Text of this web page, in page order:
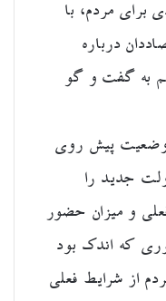
برای مردم، با
درباره
به گفت و گو
وضعیت پیش روی
جدید را
و میزان حضور
که اندک بود
از شرایط فعلی